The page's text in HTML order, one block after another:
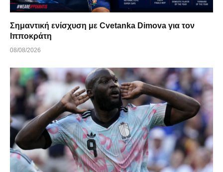
Σημαντική ενίσχυση με Cvetanka Dimova για τον
Ιπποκράτη
08/08/2026